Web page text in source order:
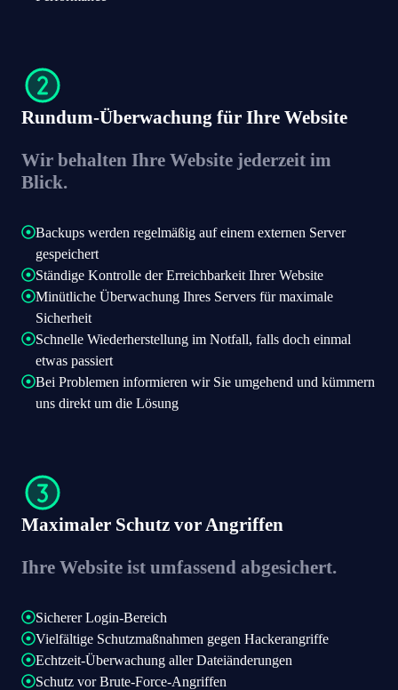
Rundum-Überwachung für Ihre Website
Wir behalten Ihre Website jederzeit im
Blick.
Backups werden regelmäßig auf einem externen Server
gespeichert
Ständige Kontrolle der Erreichbarkeit Ihrer Website
Minütliche Überwachung Ihres Servers für maximale
Sicherheit
Schnelle Wiederherstellung im Notfall, falls doch einmal
etwas passiert
Bei Problemen informieren wir Sie umgehend und kümmern
uns direkt um die Lösung
Maximaler Schutz vor Angriffen
Ihre Website ist umfassend abgesichert.
Sicherer Login-Bereich
Vielfältige Schutzmaßnahmen gegen Hackerangriffe
Echtzeit-Überwachung aller Dateiänderungen
Schutz vor Brute-Force-Angriffen